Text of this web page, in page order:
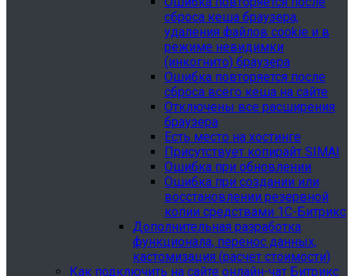
сброса кеша браузера,
удаления файлов cookie и в
режиме невидимки
(инкогнито) браузера
Ошибка повторяется после
сброса всего кеша на сайте
Отключены все расширения
браузера
Есть место на хостинге
Присутствует копирайт SIMAI
Ошибка при обновлении
Ошибка при создании или
восстановлении резервной
копии средствами 1С-Битрикс
Дополнительная разработка
функционала, перенос данных,
кастомизация (расчет стоимости)
Как подключить на сайте онлайн-чат Битрикс